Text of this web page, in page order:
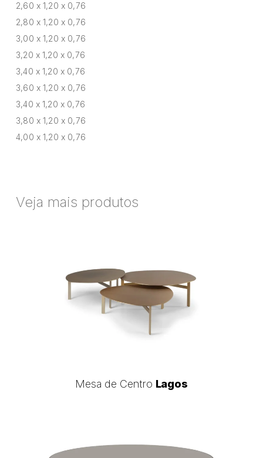
2,60 x 1,20 x 0,76
2,80 x 1,20 x 0,76
3,00 x 1,20 x 0,76
3,20 x 1,20 x 0,76
3,40 x 1,20 x 0,76
3,60 x 1,20 x 0,76
3,40 x 1,20 x 0,76
3,80 x 1,20 x 0,76
4,00 x 1,20 x 0,76
Veja mais produtos
de
Mesa de Centro Lagos